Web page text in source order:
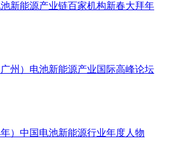
新能源产业链百家机构新春大拜年
州）电池新能源产业国际高峰论坛
）中国电池新能源行业年度人物